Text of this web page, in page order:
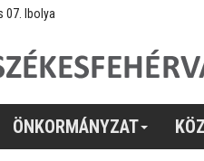
07. Ibolya
ÖNKORMÁNYZAT